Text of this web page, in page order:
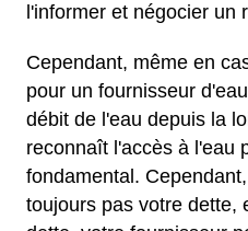
l'informer et négocier un
Cependant, même en
pour un fournisseur
débit de l'eau depuis la
reconnaît l'accès à l'eau
fondamental.
toujours pas votre dette,